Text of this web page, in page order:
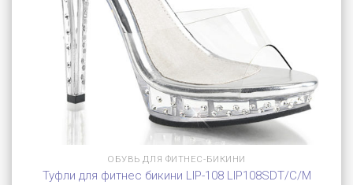
ОБУВЬ ДЛЯ ФИТНЕС-БИКИНИ
Туфли для фитнес бикини LIP-108 LIP108SDT/C/M